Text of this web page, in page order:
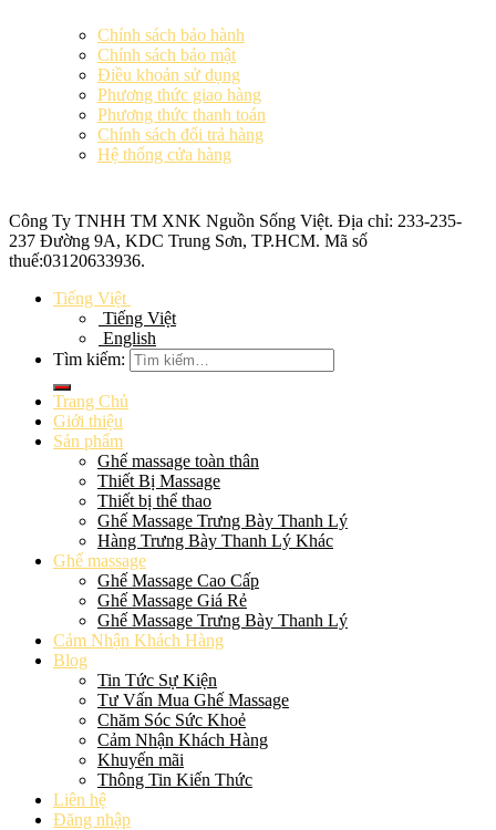
Chính sách bảo hành
Chính sách bảo mật
Điều khoản sử dụng
Phương thức giao hàng
Phương thức thanh toán
Chính sách đổi trả hàng
Hệ thống cửa hàng
Công Ty TNHH TM XNK Nguồn Sống Việt. Địa chỉ: 233-235-
237 Đường 9A, KDC Trung Sơn, TP.HCM. Mã số
thuế:03120633936.
Tiếng Việt
Tiếng Việt
English
Tìm kiếm:
Trang Chủ
Giới thiệu
Sản phẩm
Ghế massage toàn thân
Thiết Bị Massage
Thiết bị thể thao
Ghế Massage Trưng Bày Thanh Lý
Hàng Trưng Bày Thanh Lý Khác
Ghế massage
Ghế Massage Cao Cấp
Ghế Massage Giá Rẻ
Ghế Massage Trưng Bày Thanh Lý
Cảm Nhận Khách Hàng
Blog
Tin Tức Sự Kiện
Tư Vấn Mua Ghế Massage
Chăm Sóc Sức Khoẻ
Cảm Nhận Khách Hàng
Khuyến mãi
Thông Tin Kiến Thức
Liên hệ
Đăng nhập